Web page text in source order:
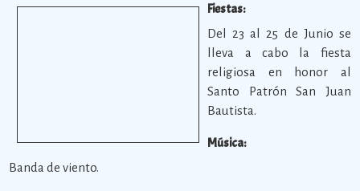
Fiestas:
Del 23 al 25 de Junio se
lleva a cabo la fiesta
religiosa en honor al
Santo Patrón San Juan
Bautista.
Música:
Banda de viento.